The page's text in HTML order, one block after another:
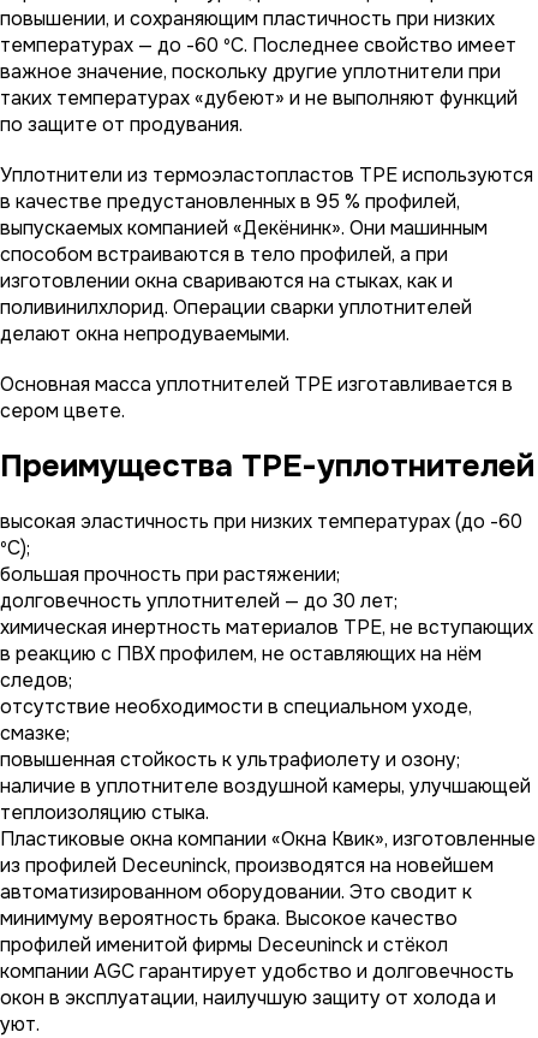
повышении, и сохраняющим пластичность при низких
температурах — до -60 ºС. Последнее свойство имеет
важное значение, поскольку другие уплотнители при
таких температурах «дубеют» и не выполняют функций
по защите от продувания.
Уплотнители из термоэластопластов TPE используются
в качестве предустановленных в 95 % профилей,
выпускаемых компанией «Декёнинк». Они машинным
способом встраиваются в тело профилей, а при
изготовлении окна свариваются на стыках, как и
поливинилхлорид. Операции сварки уплотнителей
делают окна непродуваемыми.
Основная масса уплотнителей ТРЕ изготавливается в
сером цвете.
Преимущества ТРЕ-уплотнителей
высокая эластичность при низких температурах (до -60
ºС);
большая прочность при растяжении;
долговечность уплотнителей — до 30 лет;
химическая инертность материалов ТРЕ, не вступающих
в реакцию с ПВХ профилем, не оставляющих на нём
следов;
отсутствие необходимости в специальном уходе,
смазке;
повышенная стойкость к ультрафиолету и озону;
наличие в уплотнителе воздушной камеры, улучшающей
теплоизоляцию стыка.
Пластиковые окна компании «Окна Квик», изготовленные
из профилей Deceuninck, производятся на новейшем
автоматизированном оборудовании. Это сводит к
минимуму вероятность брака. Высокое качество
профилей именитой фирмы Deceuninck и стёкол
компании AGC гарантирует удобство и долговечность
окон в эксплуатации, наилучшую защиту от холода и
уют.